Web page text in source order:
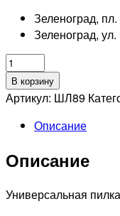
Зеленоград,
Зеленоград,
Количество
товара
Шлифовщик
цветной
"NailSunShine"
В корзину
Артикул: ШЛ89
Описание
Описание
Универсальная